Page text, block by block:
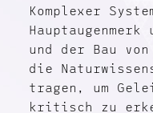
Komplexer
und der Bau
die
tragen, um
kritisch zu